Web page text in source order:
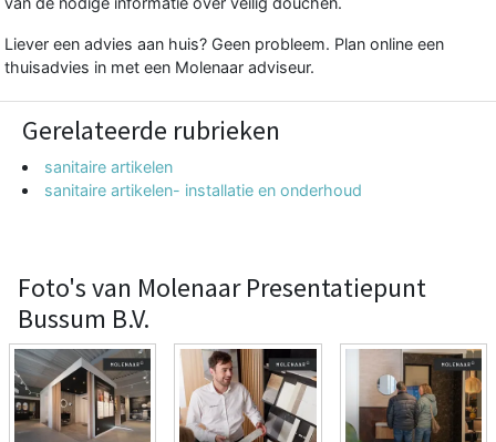
Liever een advies aan huis? Geen probleem. Plan online een
thuisadvies in met een Molenaar adviseur.
Gerelateerde rubrieken
sanitaire artikelen
sanitaire artikelen- installatie en onderhoud
Foto's van Molenaar Presentatiepunt
Bussum B.V.